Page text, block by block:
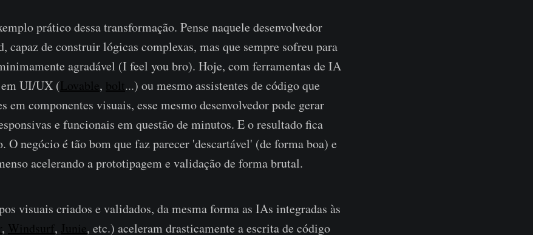
prático dessa transformação. Pense naquele desenvolvedor
capaz de construir lógicas complexas, mas que sempre sofreu para
agradável (I feel you bro). Hoje, com ferramentas de IA
em UI/UX (Lovable, bolt...) ou mesmo assistentes de código que
em componentes visuais, esse mesmo desenvolvedor pode gerar
e funcionais em questão de minutos. E o resultado fica
O negócio é tão bom que faz parecer 'descartável' (de forma boa) e
acelerando a prototipagem e validação de forma brutal.
visuais criados e validados, da mesma forma as IAs integradas às
, Windsurf, Junie, etc.) aceleram drasticamente a escrita de código